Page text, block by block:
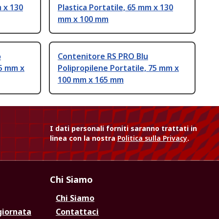
x 130
Plastica Portatile, 65 mm x 130
mm x 100 mm
mm x
Contenitore RS PRO Blu
Polipropilene Portatile, 75 mm x
100 mm x 165 mm
I dati personali forniti saranno trattati in
linea con la nostraPolitica sulla Privacy.
Chi Siamo
Chi Siamo
Contattaci